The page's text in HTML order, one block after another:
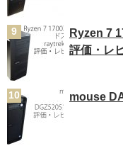
Ryzen 7
評価・レ
mouse